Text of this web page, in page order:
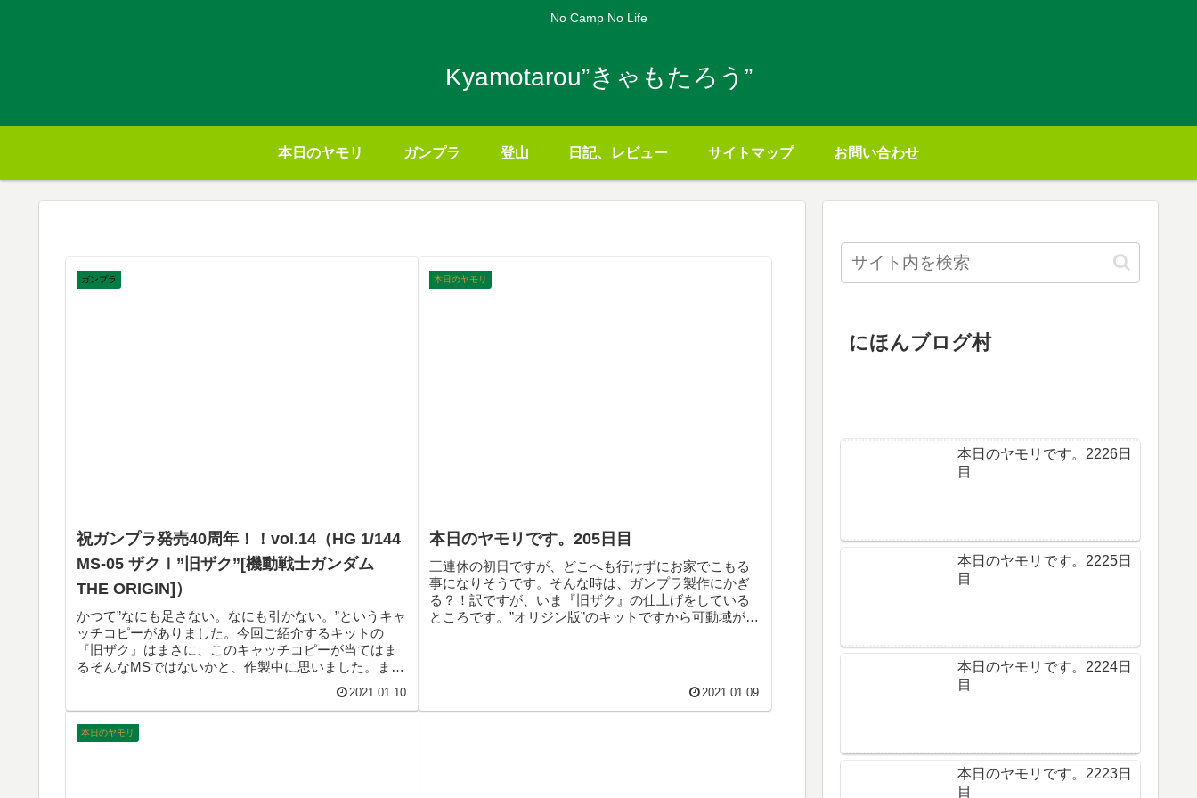
No Camp No Life
Kyamotarou”きゃもたろう”
本日のヤモリ ガンプラ 登山 日記、レビュー サイトマップ お問い合わせ
ガンプラ
祝ガンプラ発売40周年！！vol.14（HG 1/144
MS-05 ザクⅠ”旧ザク”[機動戦士ガンダム
THE ORIGIN]）
かつて”なにも足さない。なにも引かない。”というキャ
ッチコピーがありました。今回ご紹介するキットの
『旧ザク』はまさに、このキャッチコピーが当てはま
るそんなMSではないかと、作製中に思いました。まさ
に”素”の味わいが感じられるそのようなキットだと思い
2021.01.10
本日のヤモリ
本日のヤモリです。205日目
三連休の初日ですが、どこへも行けずにお家でこもる
事になりそうです。そんな時は、ガンプラ製作にかぎ
る？！訳ですが、いま『旧ザク』の仕上げをしている
ところです。”オリジン版”のキットですから可動域が広
2021.01.09
本日のヤモリ
にほんブログ村
本日のヤモリです。2226日
目
本日のヤモリです。2225日
目
本日のヤモリです。2224日
目
本日のヤモリです。2223日
目